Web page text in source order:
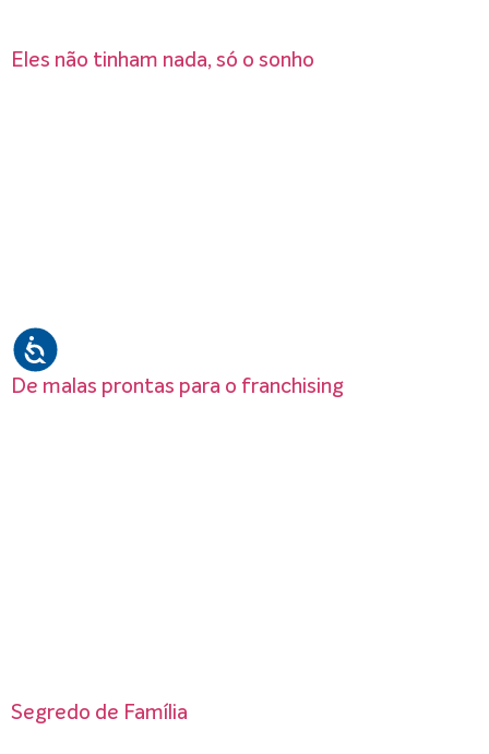
Eles não tinham nada, só o sonho
De malas prontas para o franchising
Segredo de Família